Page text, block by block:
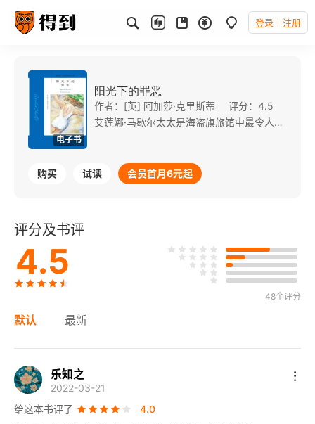
登录 注册
电子书
阳光下的罪恶
作者：[英] 阿加莎·克里斯蒂
评分：4.5
艾莲娜·马歇尔太太是海盗旗旅馆中最令人瞩目的客人。在众多仰慕者中，她很快和英俊的帕特里克·雷德芬如胶似漆。雷德芬太太为此伤心愤怒，马歇尔先生却不动声色。好戏刚刚开幕，艾莲娜却失踪了，直到人们发现她美丽的躯体被遗弃在已经没有阳光的海滩上，脖子上留下了可怕的手印……
购买 试读 会员首月6元起
评分及书评
4.5
48个评分
默认 最新
乐知之
2022-03-21
给这本书评了
4.0